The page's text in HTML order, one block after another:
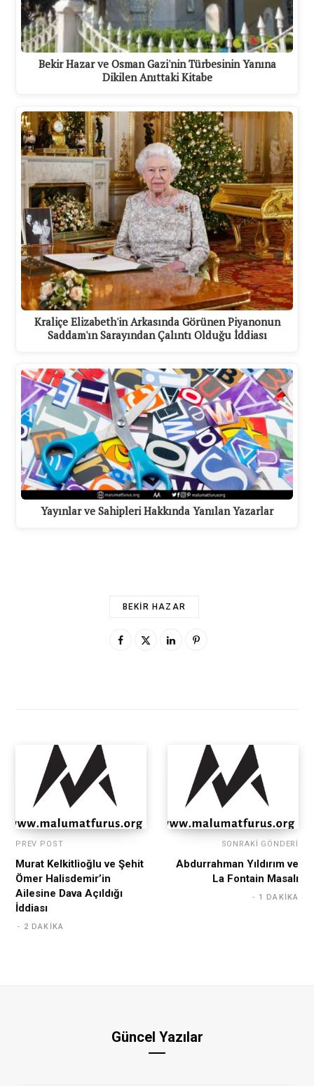
Bekir Hazar ve Osman Gazi'nin Türbesinin Yanına
Dikilen Anıttaki Kitabe
Kraliçe Elizabeth'in Arkasında Görünen Piyanonun
Saddam'ın Sarayından Çalıntı Olduğu İddiası
Yayınlar ve Sahipleri Hakkında Yanılan Yazarlar
BEKIR HAZAR
PREV POST
Murat Kelkitlioğlu ve Şehit
Ömer Halisdemir’in
Ailesine Dava Açıldığı
İddiası
2 DAKIKA
SONRAKI GÖNDERI
Abdurrahman Yıldırım ve
La Fontain Masalı
1 DAKIKA
Güncel Yazılar